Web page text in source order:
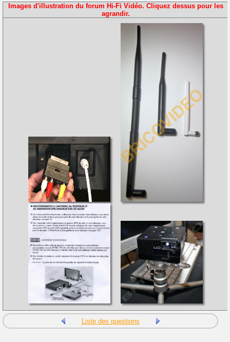
Images d'illustration du forum Hi-Fi Vidéo. Cliquez dessus pour les
agrandir.
Liste des questions